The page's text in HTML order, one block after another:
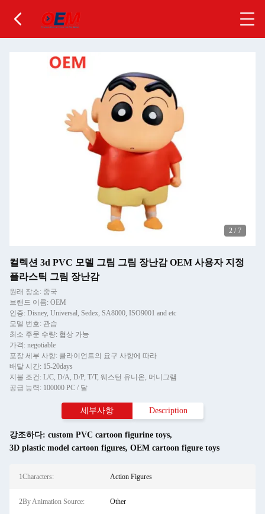
2 / 7
컬렉션 3d PVC 모델 그림 그림 장난감 OEM 사용자 지정
플라스틱 그림 장난감
원래 장소: 중국
브랜드 이름: OEM
인증: Disney, Universal, Sedex, SA8000, ISO9001 and etc
모델 번호: 관습
최소 주문 수량: 협상 가능
가격: negotiable
포장 세부 사항: 클라이언트의 요구 사항에 따라
배달 시간: 15-20days
지불 조건: L/C, D/A, D/P, T/T, 웨스턴 유니온, 머니그램
공급 능력: 100000 PC / 달
세부사항 Description
강조하다: custom PVC cartoon figurine toys,
3D plastic model cartoon figures, OEM cartoon figure toys
1Characters: Action Figures
2By Animation Source: Other